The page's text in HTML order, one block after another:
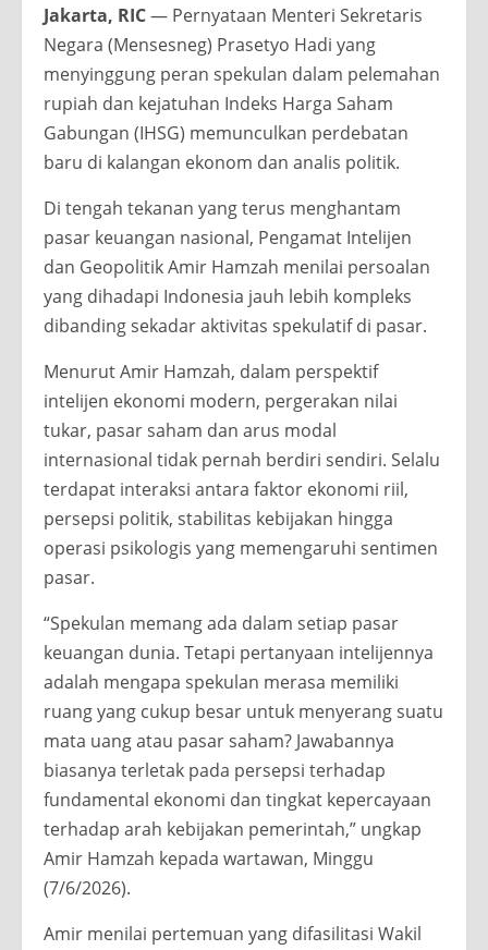
Jakarta, RIC— Pernyataan Menteri Sekretaris
Negara (Mensesneg) Prasetyo Hadi yang
menyinggung peran spekulan dalam pelemahan
rupiah dan kejatuhan Indeks Harga Saham
Gabungan (IHSG) memunculkan perdebatan
baru di kalangan ekonom dan analis politik.
Di tengah tekanan yang terus menghantam
pasar keuangan nasional, Pengamat Intelijen
dan Geopolitik Amir Hamzah menilai persoalan
yang dihadapi Indonesia jauh lebih kompleks
dibanding sekadar aktivitas spekulatif di pasar.
Menurut Amir Hamzah, dalam perspektif
intelijen ekonomi modern, pergerakan nilai
tukar, pasar saham dan arus modal
internasional tidak pernah berdiri sendiri. Selalu
terdapat interaksi antara faktor ekonomi riil,
persepsi politik, stabilitas kebijakan hingga
operasi psikologis yang memengaruhi sentimen
pasar.
“Spekulan memang ada dalam setiap pasar
keuangan dunia. Tetapi pertanyaan intelijennya
adalah mengapa spekulan merasa memiliki
ruang yang cukup besar untuk menyerang suatu
mata uang atau pasar saham? Jawabannya
biasanya terletak pada persepsi terhadap
fundamental ekonomi dan tingkat kepercayaan
terhadap arah kebijakan pemerintah,” ungkap
Amir Hamzah kepada wartawan, Minggu
(7/6/2026).
Amir menilai pertemuan yang difasilitasi Wakil